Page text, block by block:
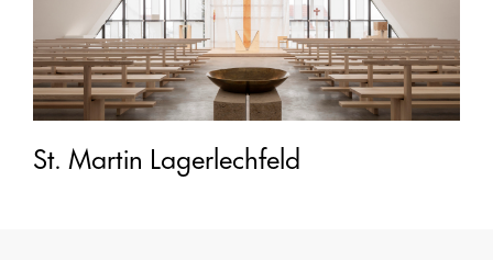
St. Martin Lagerlechfeld